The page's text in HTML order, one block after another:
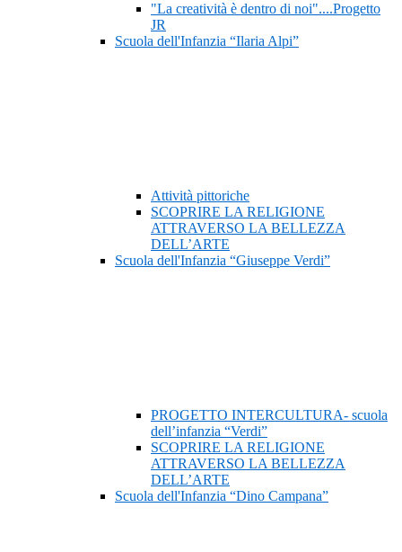
"La creatività è dentro di noi"....Progetto
JR
Scuola dell'Infanzia “Ilaria Alpi”
Attività pittoriche
SCOPRIRE LA RELIGIONE
ATTRAVERSO LA BELLEZZA
DELL’ARTE
Scuola dell'Infanzia “Giuseppe Verdi”
PROGETTO INTERCULTURA- scuola
dell’infanzia “Verdi”
SCOPRIRE LA RELIGIONE
ATTRAVERSO LA BELLEZZA
DELL’ARTE
Scuola dell'Infanzia “Dino Campana”